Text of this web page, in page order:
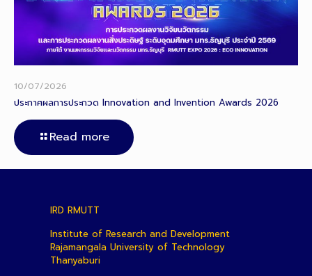
10/07/2026
ประกาศผลการประกวด Innovation and Invention Awards 2026
Read more
IRD RMUTT
Institute of Research and Development
Rajamangala University of Technology
Thanyaburi